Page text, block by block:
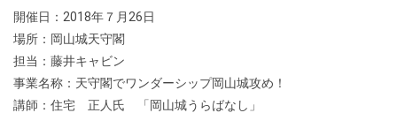
開催日：2018年７月26日
場所：岡山城天守閣
担当：藤井キャビン
事業名称：天守閣でワンダーシップ岡山城攻め！
講師：住宅 正人氏 「岡山城うらばなし」